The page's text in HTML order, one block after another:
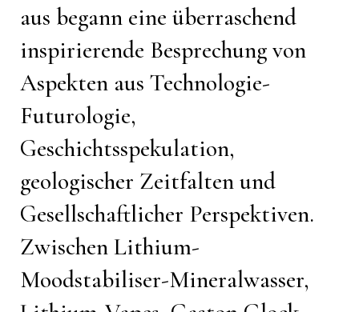
aus begann eine überraschend
inspirierende Besprechung von
Aspekten aus Technologie-
Futurologie,
Geschichtsspekulation,
geologischer Zeitfalten und
Gesellschaftlicher Perspektiven.
Zwischen Lithium-
Moodstabiliser-Mineralwasser,